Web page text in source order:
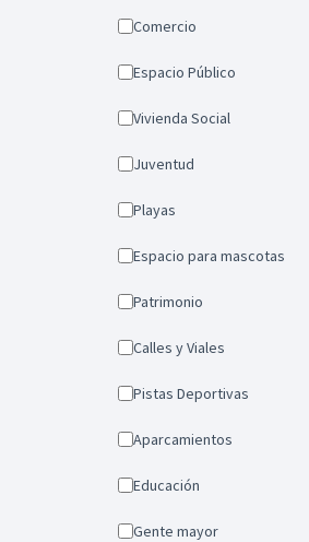
Comercio
Espacio Público
Vivienda Social
Juventud
Playas
Espacio para mascotas
Patrimonio
Calles y Viales
Pistas Deportivas
Aparcamientos
Educación
Gente mayor